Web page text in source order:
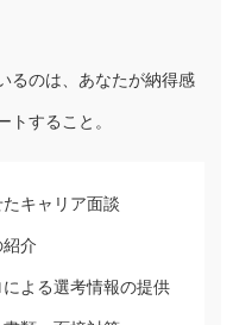
るのは、あなたが納得感
トすること。
キャリア面談
介
よる選考情報の提供